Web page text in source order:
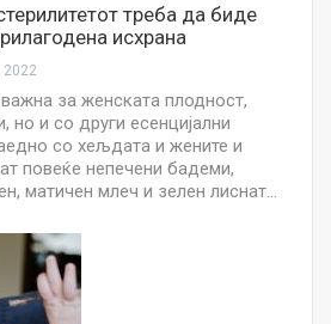
треба да биде
исхрана
2022
за женската плодност,
но и со други есенцијални
со хељдата и жените и
повеќе непечени бадеми,
матичен млеч и зелен лиснат…